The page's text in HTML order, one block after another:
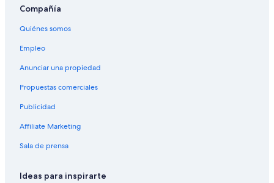
Compañía
Quiénes somos
Empleo
Anunciar una propiedad
Propuestas comerciales
Publicidad
Affiliate Marketing
Sala de prensa
Ideas para inspirarte